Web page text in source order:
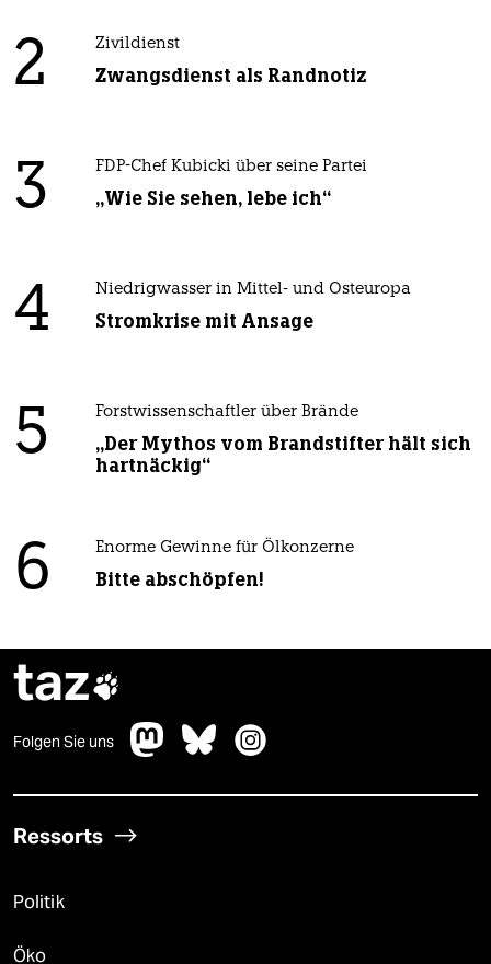
2 Zivildienst
Zwangsdienst als Randnotiz
3 FDP-Chef Kubicki über seine Partei
„Wie Sie sehen, lebe ich“
4 Niedrigwasser in Mittel- und Osteuropa
Stromkrise mit Ansage
5 Forstwissenschaftler über Brände
„Der Mythos vom Brandstifter hält sich
hartnäckig“
6 Enorme Gewinne für Ölkonzerne
Bitte abschöpfen!
taz
Folgen Sie uns
Ressorts
Politik
Öko